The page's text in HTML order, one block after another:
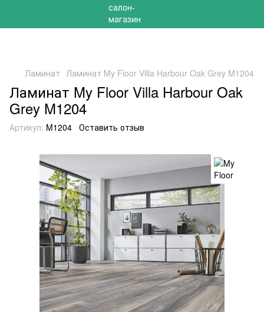
Ламинат Ламинат My Floor Villa Harbour Oak Grey M1204
Ламинат My Floor Villa Harbour Oak
Grey M1204
Артикул: M1204 Оставить отзыв